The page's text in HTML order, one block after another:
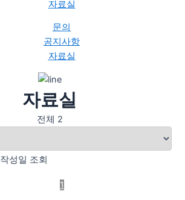
자료실
문의
공지사항
자료실
자료실
전체 2
작성일 조회
1